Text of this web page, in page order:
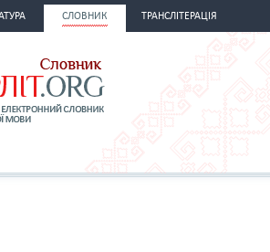
СЛОВНИК ТРАНСЛІТЕРАЦІЯ